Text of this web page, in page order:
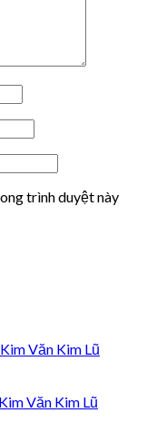
trình duyệt này
Văn Kim Lũ
Văn Kim Lũ